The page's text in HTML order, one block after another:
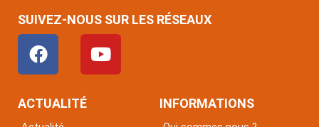
SUIVEZ-NOUS SUR LES RÉSEAUX
F
a
c
e
Y
o
u
ACTUALITÉ INFORMATIONS